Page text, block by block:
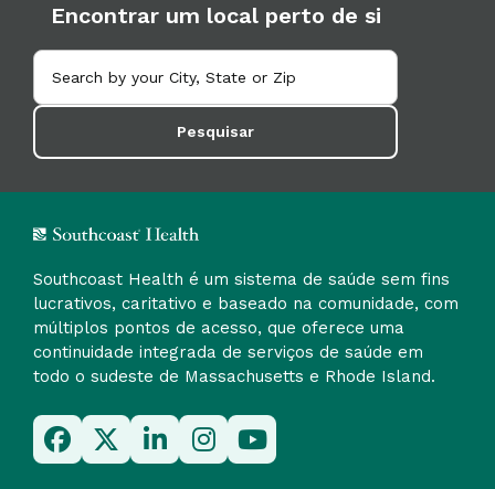
Encontrar um local perto de si
Pesquisar
Southcoast Health é um sistema de saúde sem fins
lucrativos, caritativo e baseado na comunidade, com
múltiplos pontos de acesso, que oferece uma
continuidade integrada de serviços de saúde em
todo o sudeste de Massachusetts e Rhode Island.